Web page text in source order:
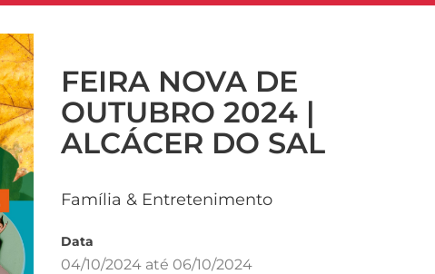
FEIRA NOVA DE
OUTUBRO 2024 |
ALCÁCER DO SAL
Família & Entretenimento
Data
04/10/2024 até 06/10/2024